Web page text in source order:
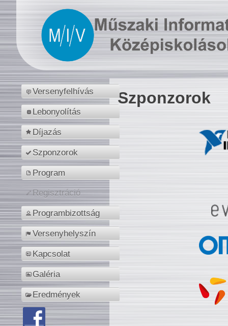
Versenyfelhívás
Lebonyolítás
Díjazás
Szponzorok
Program
Regisztráció
Programbizottság
Versenyhelyszín
Kapcsolat
Galéria
Eredmények
Szponzorok